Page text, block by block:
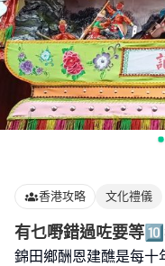
香港攻略 文化禮儀
有乜嘢錯過咗要等🔟
錦田鄉酬恩建醮是每十